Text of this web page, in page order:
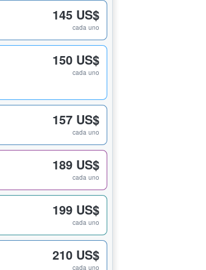
145 US$
cada uno
150 US$
cada uno
157 US$
cada uno
189 US$
cada uno
199 US$
cada uno
210 US$
cada uno